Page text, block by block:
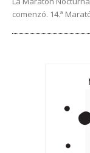
comenzó. 14.ª